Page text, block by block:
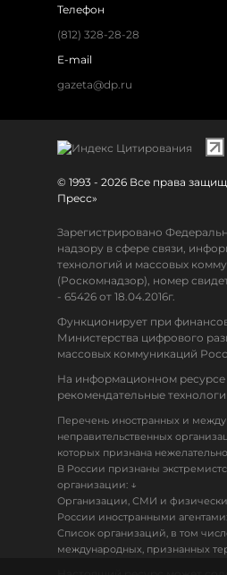
Телефон
(812) 328-28-28
E-mail
gazeta@dp.ru
© 1993 - 2026 Все права
Пресс»
Зарегистрировано
надзору в сфере связи,
технологий и массовых
(Роскомнадзор), номер
- 65426 от 18.04.2016г.
Функционирует при
Министерства цифрового
массовых коммуникаций
На информационном
рекомендательные
Перечень иностранных и
неправительственных
которых признана
В России признаны
организации: ↓
Организации, СМИ и
России иностранными агентами:
Список организаций, в том
международных, признанных